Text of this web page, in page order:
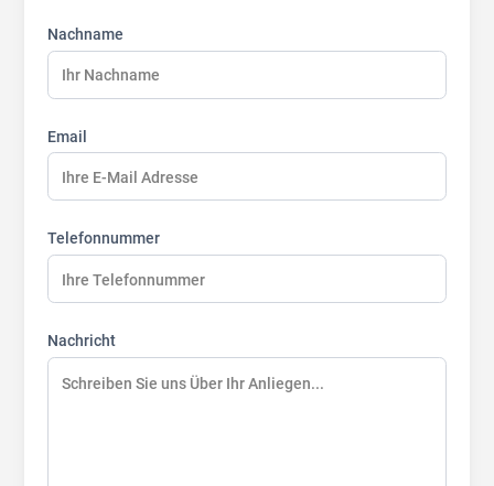
Nachname
Email
Telefonnummer
Nachricht